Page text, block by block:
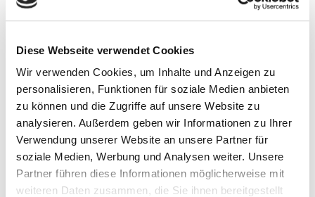
Diese Webseite verwendet Cookies
Wir verwenden Cookies, um Inhalte und Anzeigen zu
personalisieren, Funktionen für soziale Medien anbieten
zu können und die Zugriffe auf unsere Website zu
analysieren. Außerdem geben wir Informationen zu Ihrer
Verwendung unserer Website an unsere Partner für
soziale Medien, Werbung und Analysen weiter. Unsere
Partner führen diese Informationen möglicherweise mit
weiteren Daten zusammen, die Sie ihnen bereitgestellt
3.000 Jahre alter Tempel aus der Zeit der Dorer
Embona:berühmtestes Bergdorf von Rhodos am Fuß des
Georges Kloster